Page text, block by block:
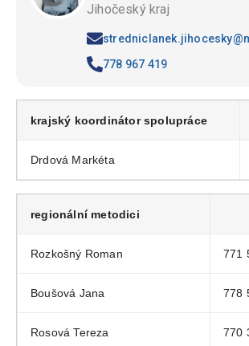
Jihočeský kraj
778 967 419
krajský koordinátor spolupráce
Drdová Markéta
regionální metodici
Rozkošný Roman 771
Boušová Jana 778
Rosová Tereza 770